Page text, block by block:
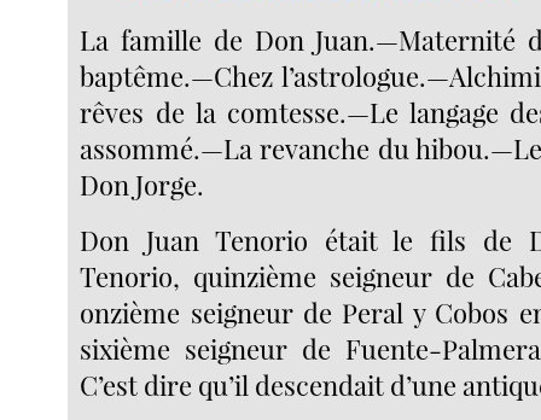
La famille de Don Juan.—Maternité
baptême.—Chez
rêves de la comtesse.—Le langage
assommé.—La revanche du
Don Jorge.
Don Juan Tenorio était le fils de
Tenorio, quinzième seigneur de
onzième seigneur de Peral y Cobos
sixième seigneur de Fuente-
C’est dire qu’il descendait d’une